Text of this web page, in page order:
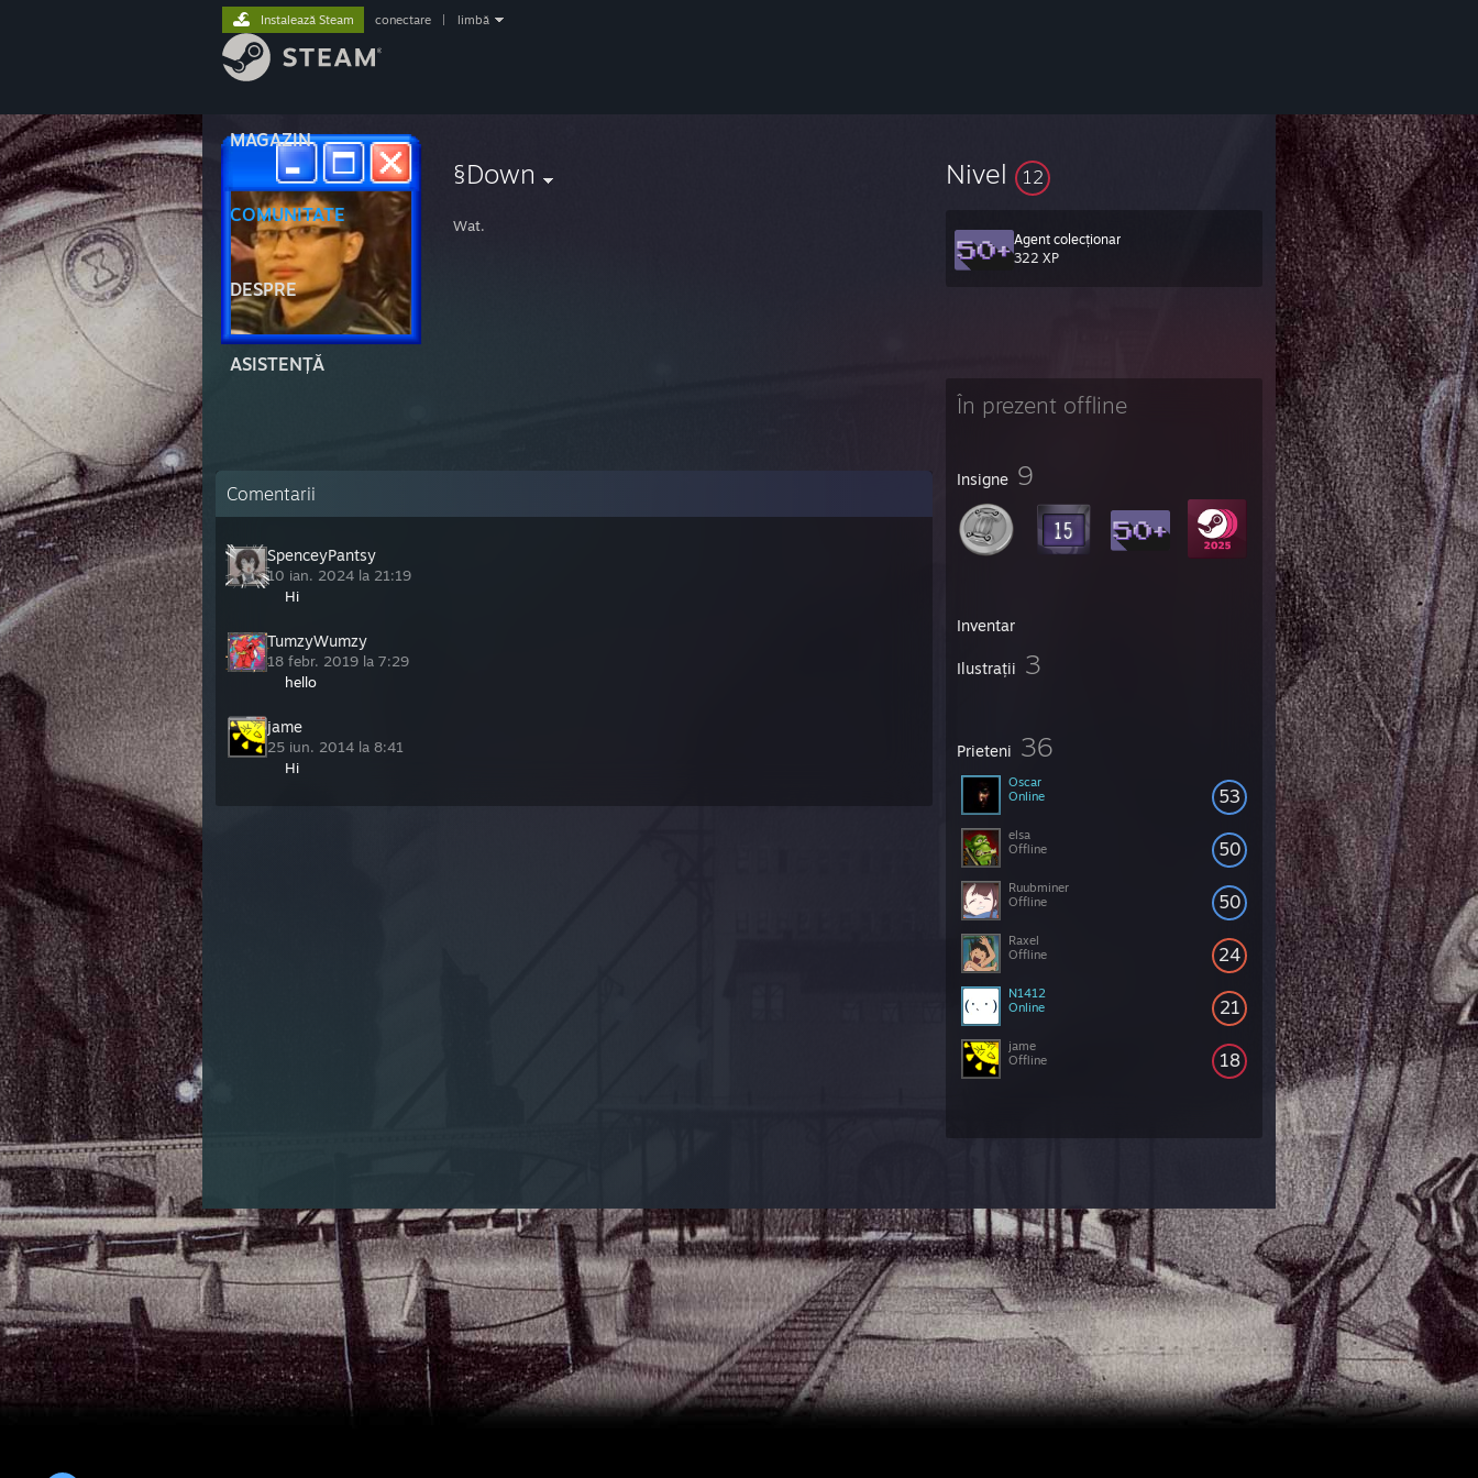
MAGAZIN
COMUNITATE
DESPRE
ASISTENȚĂ
Instalează Steam conectare limbă
§Down
Wat.
Nivel 12
Agent colecționar
322 XP
În prezent offline
Insigne 9
Inventar
Ilustrații 3
Prieteni 36
53
Oscar
Online
50
elsa
Offline
50
Ruubminer
Offline
24
Raxel
Offline
21
N1412
Online
18
jame
Offline
Comentarii
SpenceyPantsy
10 ian. 2024 la 21:19
Hi
TumzyWumzy
18 febr. 2019 la 7:29
hello
jame
25 iun. 2014 la 8:41
Hi